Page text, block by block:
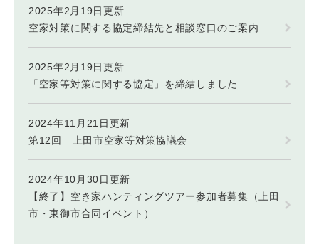
2025年2月19日更新
空家対策に関する協定締結先と相談窓口のご案内
2025年2月19日更新
「空家等対策に関する協定」を締結しました
2024年11月21日更新
第12回 上田市空家等対策協議会
2024年10月30日更新
【終了】空き家ハンティングツアー参加者募集（上田
市・東御市合同イベント）